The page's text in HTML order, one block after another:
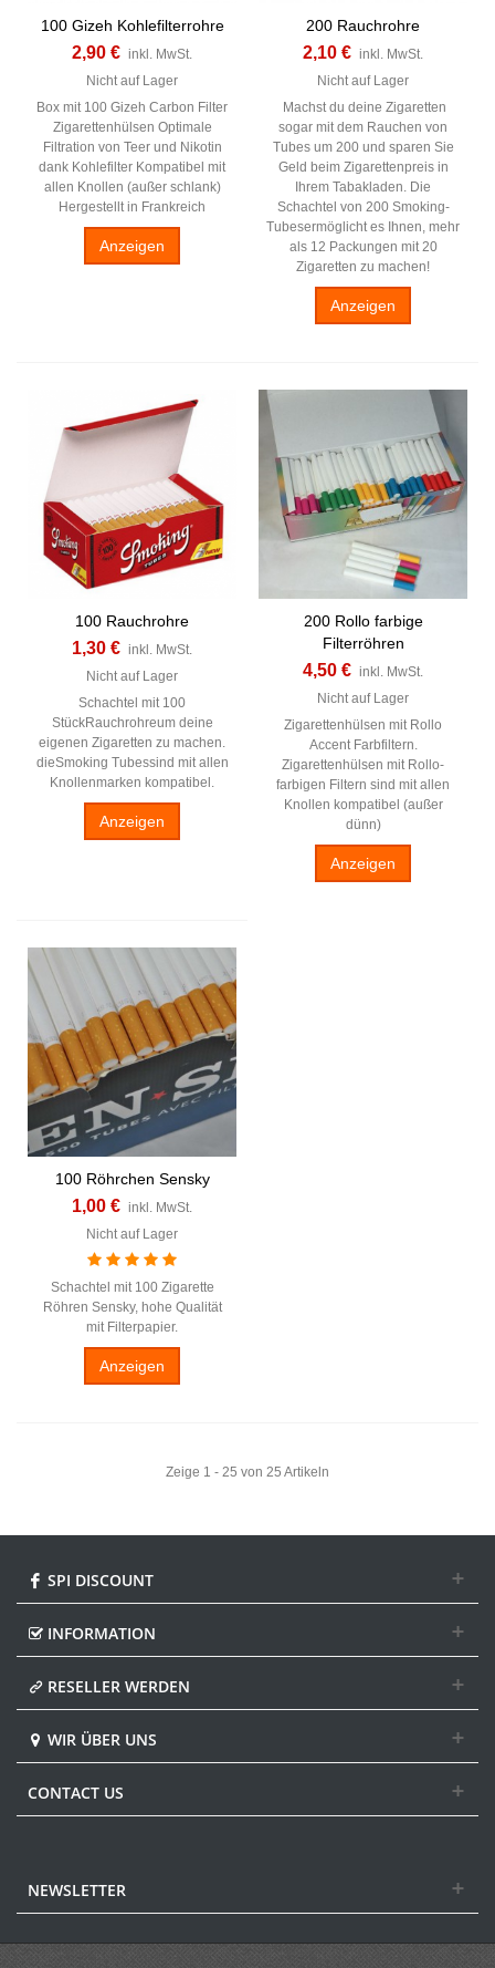
100 Gizeh Kohlefilterrohre
2,90 € inkl. MwSt.
Nicht auf Lager
Box mit 100 Gizeh Carbon Filter
Zigarettenhülsen Optimale
Filtration von Teer und Nikotin
dank Kohlefilter Kompatibel mit
allen Knollen (außer schlank)
Hergestellt in Frankreich
Anzeigen
200 Rauchrohre
2,10 € inkl. MwSt.
Nicht auf Lager
Machst du deine Zigaretten
sogar mit dem Rauchen von
Tubes um 200 und sparen Sie
Geld beim Zigarettenpreis in
Ihrem Tabakladen. Die
Schachtel von 200 Smoking-
Tubesermöglicht es Ihnen, mehr
als 12 Packungen mit 20
Zigaretten zu machen!
Anzeigen
100 Rauchrohre
1,30 € inkl. MwSt.
Nicht auf Lager
Schachtel mit 100
StückRauchrohreum deine
eigenen Zigaretten zu machen.
dieSmoking Tubessind mit allen
Knollenmarken kompatibel.
Anzeigen
200 Rollo farbige
Filterröhren
4,50 € inkl. MwSt.
Nicht auf Lager
Zigarettenhülsen mit Rollo
Accent Farbfiltern.
Zigarettenhülsen mit Rollo-
farbigen Filtern sind mit allen
Knollen kompatibel (außer
dünn)
Anzeigen
100 Röhrchen Sensky
1,00 € inkl. MwSt.
Nicht auf Lager
Schachtel mit 100 Zigarette
Röhren Sensky, hohe Qualität
mit Filterpapier.
Anzeigen
Zeige 1 - 25 von 25 Artikeln
SPI DISCOUNT
INFORMATION
RESELLER WERDEN
WIR ÜBER UNS
CONTACT US
NEWSLETTER